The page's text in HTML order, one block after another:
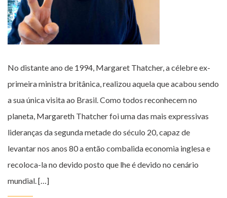
No distante ano de 1994, Margaret Thatcher, a célebre ex-
primeira ministra britânica, realizou aquela que acabou sendo
a sua única visita ao Brasil. Como todos reconhecem no
planeta, Margareth Thatcher foi uma das mais expressivas
lideranças da segunda metade do século 20, capaz de
levantar nos anos 80 a então combalida economia inglesa e
recoloca-la no devido posto que lhe é devido no cenário
mundial. […]